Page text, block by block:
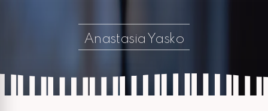
Anastasia Yasko